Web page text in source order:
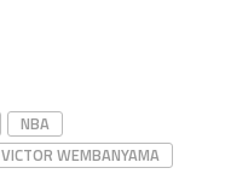
NBA
VICTOR WEMBANYAMA